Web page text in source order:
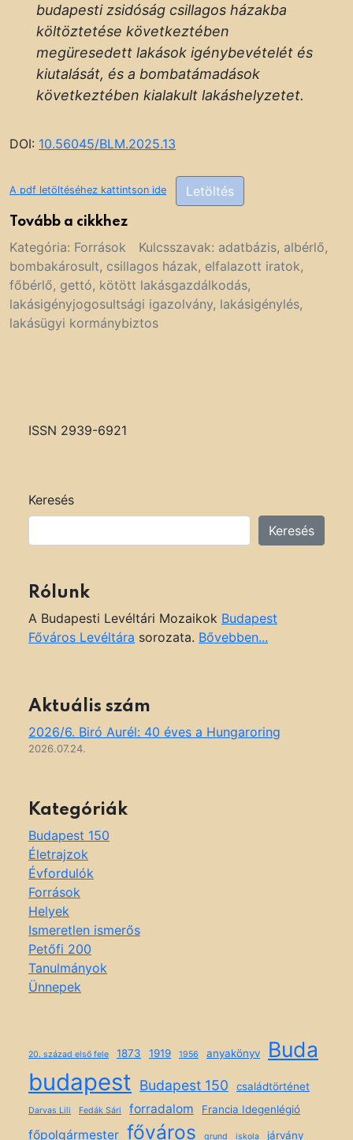
budapesti zsidóság csillagos házakba
költöztetése következtében
megüresedett lakások igénybevételét és
kiutalását, és a bombatámadások
következtében kialakult lakáshelyzetet.
DOI: 10.56045/BLM.2025.13
A pdf letöltéséhez kattintson ide Letöltés
Tovább a cikkhez
Kategória: Források Kulcsszavak: adatbázis, albérlő,
bombakárosult, csillagos házak, elfalazott iratok,
főbérlő, gettó, kötött lakásgazdálkodás,
lakásigényjogosultsági igazolvány, lakásigénylés,
lakásügyi kormánybiztos
ISSN 2939-6921
Keresés
Keresés
Rólunk
A Budapesti Levéltári Mozaikok Budapest
Főváros Levéltára sorozata. Bővebben...
Aktuális szám
2026/6. Biró Aurél: 40 éves a Hungaroring
2026.07.24.
Kategóriák
Budapest 150
Életrajzok
Évfordulók
Források
Helyek
Ismeretlen ismerős
Petőfi 200
Tanulmányok
Ünnepek
20. század első fele 1873 1919 1956 anyakönyv Buda
budapest Budapest 150 családtörténet
Darvas Lili Fedák Sári forradalom Francia Idegenlégió
főpolgármester főváros grund iskola járvány